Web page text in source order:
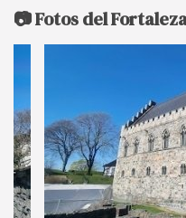
📷 Fotos del